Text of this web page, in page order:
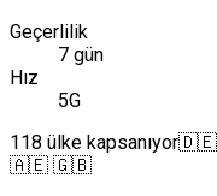
Geçerlilik
7 gün
Hız
5G
118 ülke kapsanıyor
🇦🇪 🇬🇧